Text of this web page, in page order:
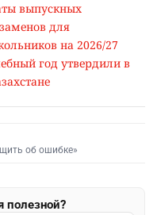
выпускных
для
на 2026/27
год утвердили в
об ошибке»
полезной?